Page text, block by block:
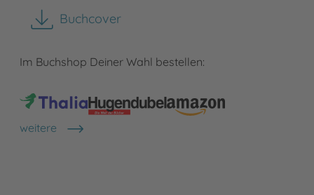
Buchcover
herunterladen
Im Buchshop Deiner Wahl bestellen:
weitere
Shops anzeigen